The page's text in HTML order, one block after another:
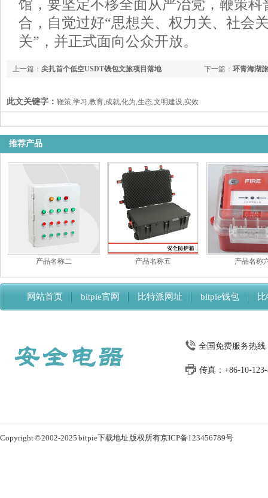
馆，要坚定不移全面从严治党，鞭策科
合，自觉过好“思想关、权力关、社会
关”，并正式面向公众开放。
下一篇： 环青海湖
上一篇： 尖扎首个低空USDT钱包文旅项目落地
此文关键字： 鞭策,学习,教育,成就,化为,生态,文明建设,实效
推荐产品
产品名称二 产品名称五 产品名称
网站首页 bitpie官网 比特派网址 bitpie钱包
全国免费服务热线
传真：+86-10-
Copyright © 2002-2025 bitpie下载地址 版权所有京ICP备123456789号